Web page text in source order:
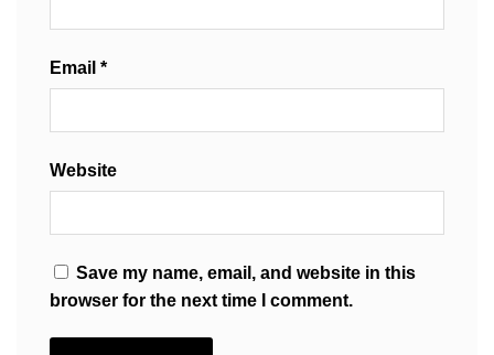
Email *
Website
Save my name, email, and website in this
browser for the next time I comment.